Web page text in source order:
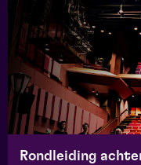
Rondleiding